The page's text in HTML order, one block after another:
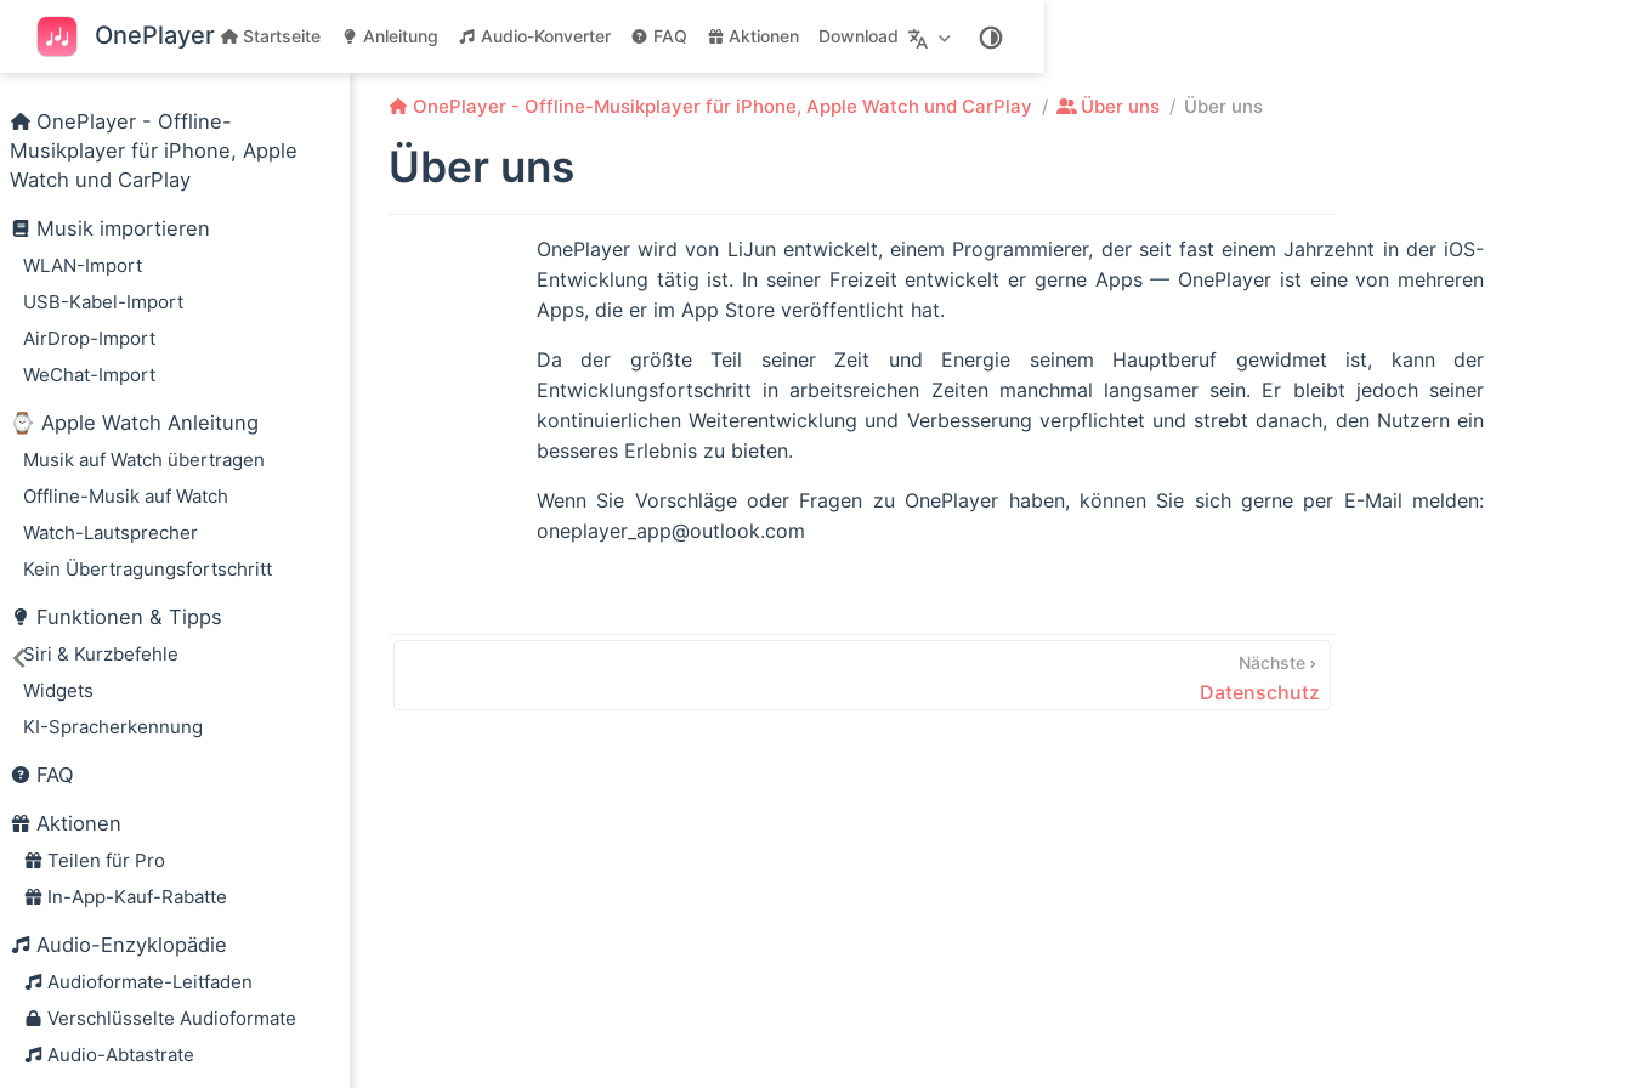
Zum Hauptinhalt springen
OnePlayer Startseite Anleitung Audio-Konverter FAQ Aktionen Download
OnePlayer - Offline-
Musikplayer für iPhone, Apple
Watch und CarPlay
Musik importieren
WLAN-Import
USB-Kabel-Import
AirDrop-Import
WeChat-Import
⌚️ Apple Watch Anleitung
Musik auf Watch übertragen
Offline-Musik auf Watch
Watch-Lautsprecher
Kein Übertragungsfortschritt
Funktionen & Tipps
Siri & Kurzbefehle
Widgets
KI-Spracherkennung
FAQ
Aktionen
Teilen für Pro
In-App-Kauf-Rabatte
Audio-Enzyklopädie
Audioformate-Leitfaden
Verschlüsselte Audioformate
Audio-Abtastrate
OnePlayer - Offline-Musikplayer für iPhone, Apple Watch und CarPlay Über uns Über uns
Über uns
OnePlayer wird von LiJun entwickelt, einem Programmierer, der seit fast einem Jahrzehnt in der iOS-
Entwicklung tätig ist. In seiner Freizeit entwickelt er gerne Apps — OnePlayer ist eine von mehreren
Apps, die er im App Store veröffentlicht hat.
Da der größte Teil seiner Zeit und Energie seinem Hauptberuf gewidmet ist, kann der
Entwicklungsfortschritt in arbeitsreichen Zeiten manchmal langsamer sein. Er bleibt jedoch seiner
kontinuierlichen Weiterentwicklung und Verbesserung verpflichtet und strebt danach, den Nutzern ein
besseres Erlebnis zu bieten.
Wenn Sie Vorschläge oder Fragen zu OnePlayer haben, können Sie sich gerne per E-Mail melden:
oneplayer_app@outlook.com
Nächste
Datenschutz